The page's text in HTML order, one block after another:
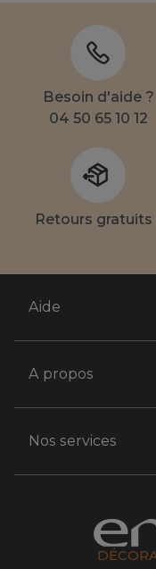
Besoin d'aide ?
04 50 65 10 12
Retours gratuits
Aide
A propos
Nos services